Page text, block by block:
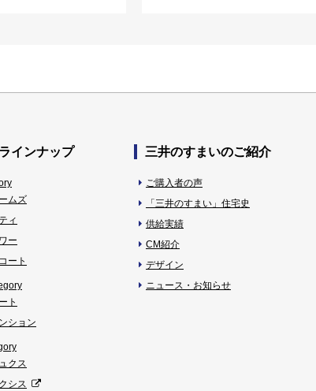
インナップ
ムズ
ィ
ー
ート
ト
ション
クス
シス
三井のすまいのご紹介
ご購入者の声
「三井のすまい」住宅史
供給実績
CM紹介
デザイン
ニュース・お知らせ